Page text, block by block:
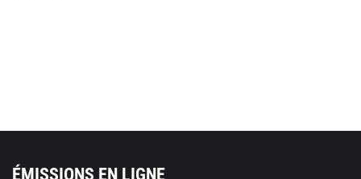
ÉMISSIONS EN LIGNE